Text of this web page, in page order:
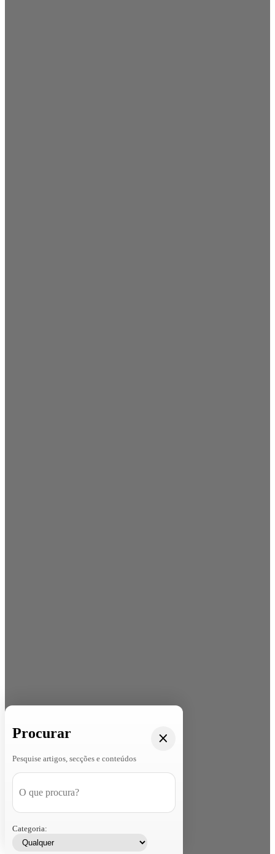
Procurar
Pesquise artigos, secções e conteúdos
Categoria: